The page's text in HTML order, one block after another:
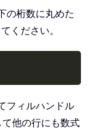
の桁数に丸めた
ください。
フィルハンドル
他の行にも数式